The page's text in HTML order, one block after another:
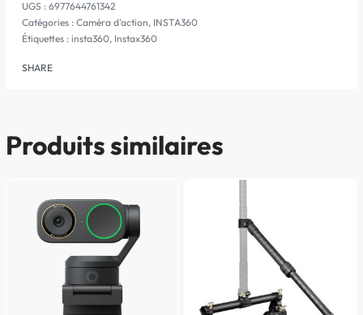
6977644761342
Catégories : Caméra d'action, INSTA360
Étiquettes : insta360, Instax360
SHARE
Produits similaires